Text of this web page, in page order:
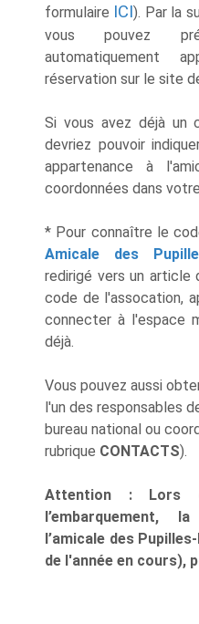
formulaire ICI). Par la
vous pouvez
automatiquement
réservation sur le site
Si vous avez déjà un
devriez pouvoir
appartenance à
coordonnées dans
* Pour connaître le
Amicale des
redirigé vers un article
code de l'assocation,
connecter à l'espace
déjà.
Vous pouvez aussi
l'un des responsables
bureau national ou
rubrique CONTACTS).
Attention : Lors
l’embarquement,
l’amicale des
de l'année en cours),